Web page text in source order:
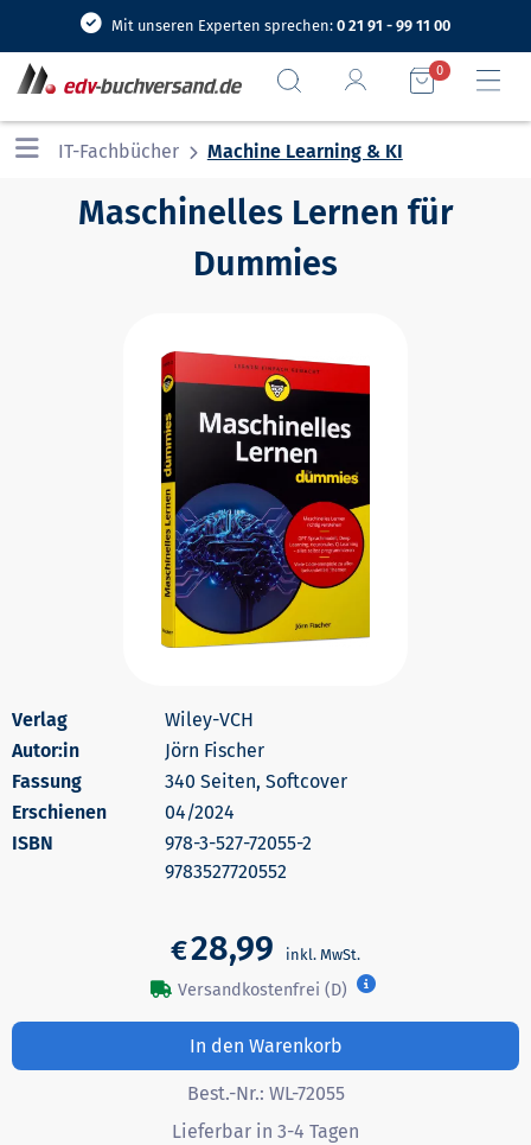
Mit unseren Experten sprechen: 0 21 91 - 99 11 00
0
IT-Fachbücher Machine Learning & KI
Maschinelles Lernen für
Dummies
Wiley-VCH
Autor:in
Jörn Fischer
340 Seiten, Softcover
Erschienen
04/2024
978-3-527-72055-2
9783527720552
€28,99
Versandkostenfrei (D)
In den Warenkorb
Best.-Nr.: WL-72055
Lieferbar in 3-4 Tagen